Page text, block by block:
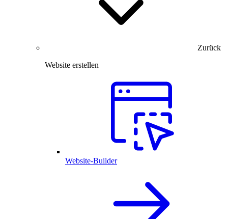
Zurück
Website erstellen
Website-Builder